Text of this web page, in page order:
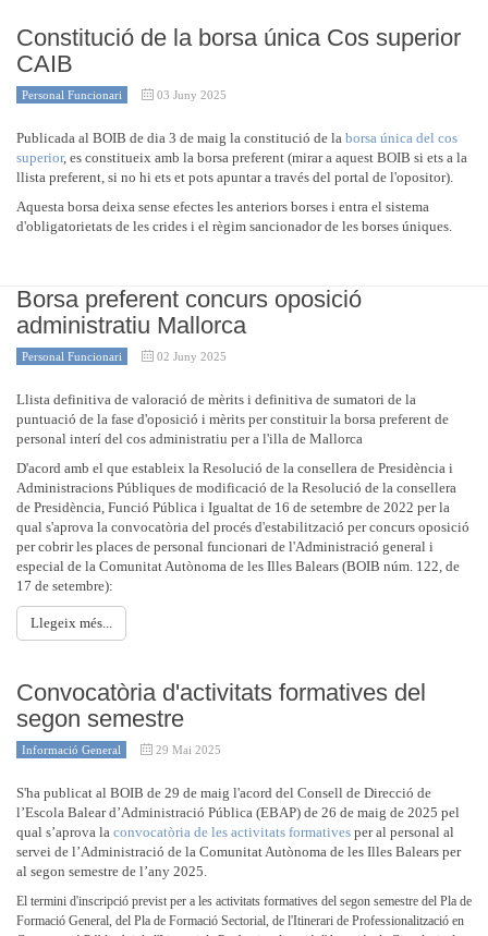
Constitució de la borsa única Cos superior
CAIB
Personal Funcionari 03 Juny 2025
Publicada al BOIB de dia 3 de maig la constitució de la borsa única del cos
superior, es constitueix amb la borsa preferent (mirar a aquest BOIB si ets a la
llista preferent, si no hi ets et pots apuntar a través del portal de l'opositor).
Aquesta borsa deixa sense efectes les anteriors borses i entra el sistema
d'obligatorietats de les crides i el règim sancionador de les borses úniques.
Borsa preferent concurs oposició
administratiu Mallorca
Personal Funcionari 02 Juny 2025
Llista definitiva de valoració de mèrits i definitiva de sumatori de la
puntuació de la fase d'oposició i mèrits per constituir la borsa preferent de
personal interí del cos administratiu per a l'illa de Mallorca
D'acord amb el que estableix la Resolució de la consellera de Presidència i
Administracions Públiques de modificació de la Resolució de la consellera
de Presidència, Funció Pública i Igualtat de 16 de setembre de 2022 per la
qual s'aprova la convocatòria del procés d'estabilització per concurs oposició
per cobrir les places de personal funcionari de l'Administració general i
especial de la Comunitat Autònoma de les Illes Balears (BOIB núm. 122, de
17 de setembre):
Llegeix més...
Convocatòria d'activitats formatives del
segon semestre
Informació General 29 Mai 2025
S'ha publicat al BOIB de 29 de maig l'acord del Consell de Direcció de
l’Escola Balear d’Administració Pública (EBAP) de 26 de maig de 2025 pel
qual s’aprova la convocatòria de les activitats formatives per al personal al
servei de l’Administració de la Comunitat Autònoma de les Illes Balears per
al segon semestre de l’any 2025.
El termini d'inscripció previst per a les activitats formatives del segon semestre del Pla de
Formació General, del Pla de Formació Sectorial, de l'Itinerari de Professionalització en